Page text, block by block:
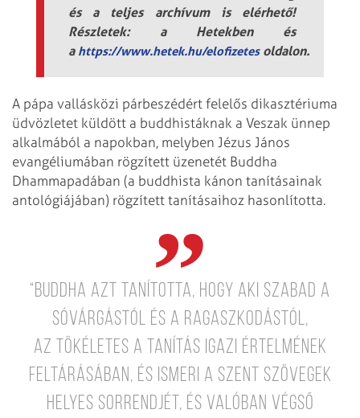
és a teljes archívum is elérhető!
Részletek: a Hetekben és
a https://www.hetek.hu/elofizetesoldalon.
A pápa vallásközi párbeszédért felelős dikasztériuma
üdvözletet küldött a buddhistáknak a Veszak ünnep
alkalmából a napokban, melyben Jézus János
evangéliumában rögzített üzenetét Buddha
Dhammapadában (a buddhista kánon tanításainak
antológiájában) rögzített tanításaihoz hasonlította.
“Buddha azt tanította, hogy aki szabad a
sóvárgástól és a ragaszkodástól,
az tökéletes a Tanítás igazi értelmének
feltárásában, és ismeri a szent szövegek
helyes sorrendjét, és valóban végső